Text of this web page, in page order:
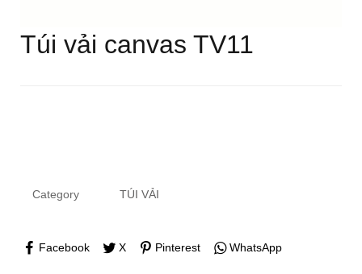
Túi vải canvas TV11
Category TÚI VẢI
Facebook X Pinterest WhatsApp